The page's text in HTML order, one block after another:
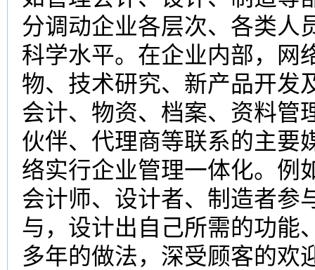
分调动企业各层次、各类人
科学水平。在企业内部，网
物、技术研究、新产品开发
会计、物资、档案、资料管
伙伴、代理商等联系的主要
络实行企业管理一体化。例
会计师、设计者、制造者参
与，设计出自己所需的功能
多年的做法，深受顾客的欢